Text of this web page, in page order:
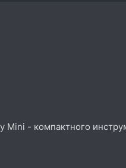
Mini - компактного